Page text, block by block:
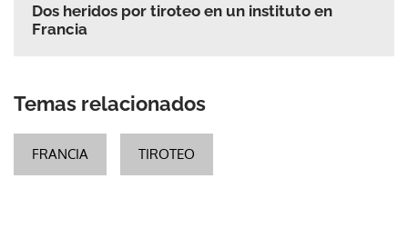
Dos heridos por tiroteo en un instituto en
Francia
Temas relacionados
FRANCIA TIROTEO